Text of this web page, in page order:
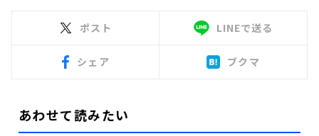
ポスト LINEで送る
シェア ブクマ
あわせて読みたい